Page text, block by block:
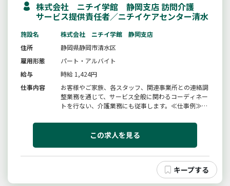
株式会社 ニチイ学館 静岡支店 訪問介護
サービス提供責任者／ニチイケアセンター清水
施設名
株式会社 ニチイ学館 静岡支店
住所
静岡県静岡市清水区
雇用形態
パート・アルバイト
給与
時給 1,424円
仕事内容
お客様やご家族、各スタッフ、関連事業所との連絡調
整業務を通じて、サービス全般に関わるコーディネー
トを行ない、介護業務にも従事します。≪仕事例≫■
画書の作成、説明、同意、交付■スタッフの業務実施
状況の把握や業務管理等≪業務の特長≫■お客様と密
この求人を見る